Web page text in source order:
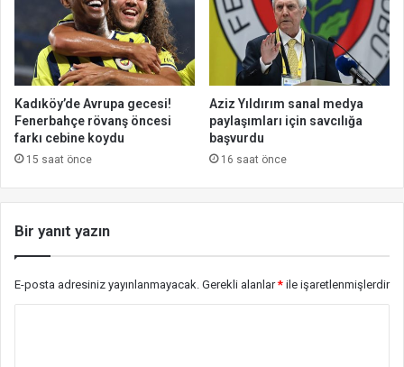
Kadıköy’de Avrupa gecesi!
Fenerbahçe rövanş öncesi
farkı cebine koydu
15 saat önce
Aziz Yıldırım sanal medya
paylaşımları için savcılığa
başvurdu
16 saat önce
Bir yanıt yazın
E-posta adresiniz yayınlanmayacak. Gerekli alanlar* ile işaretlenmişlerdir